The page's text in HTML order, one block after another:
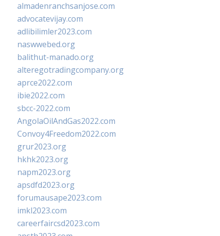
almadenranchsanjose.com
advocatevijay.com
adlibilimler2023.com
naswwebed.org
balithut-manado.org
alteregotradingcompany.org
aprce2022.com
ibie2022.com
sbcc-2022.com
AngolaOilAndGas2022.com
Convoy4Freedom2022.com
grur2023.org
hkhk2023.org
napm2023.org
apsdfd2023.org
forumausape2023.com
imkl2023.com
careerfaircsd2023.com